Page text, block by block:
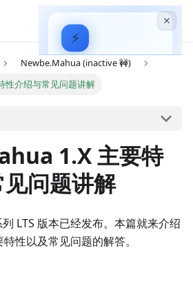
⚡
Hagicode—
助手
Newbe.Mahua (inactive 🚧)
性介绍与常见问题讲解
1.X 主要特
问题讲解
LTS 版本已经发布。本篇就来介绍
性以及常见问题的解答。